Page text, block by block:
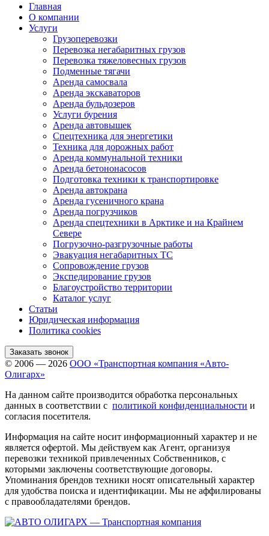
Главная
О компании
Услуги
Грузоперевозки
Перевозка негабаритных грузов
Перевозка тяжеловесных грузов
Подменные тягачи
Аренда самосвала
Аренда экскаваторов
Аренда бульдозеров
Услуги бурения
Аренда автовышек
Спецтехника для энергетики
Техника для дорожных работ
Аренда коммунальной техники
Аренда бетононасосов
Подготовка техники к транспортировке
Аренда автокрана
Аренда гусеничного крана
Аренда погрузчиков
Аренда спецтехники в Арктике и на Крайнем
Севере
Погрузочно-разгрузочные работы
Эвакуация негабаритных ТС
Сопровождение грузов
Экспедирование грузов
Благоустройство территории
Каталог услуг
Статьи
Юридическая информация
Политика cookies
Заказать звонок
© 2006 — 2026 ООО «Транспортная компания «Авто-
Олигарх»
На данном сайте производится обработка персональных
данных в соответствии с политикой конфиденциальности и
согласия посетителя.
Информация на сайте носит информационный характер и не
является офертой. Мы действуем как Агент, организуя
перевозки техникой привлеченных Собственников, с
которыми заключены соответствующие договоры.
Упоминания брендов техники носят описательный характер
для удобства поиска и идентификации. Мы не аффилированы
с правообладателями брендов.